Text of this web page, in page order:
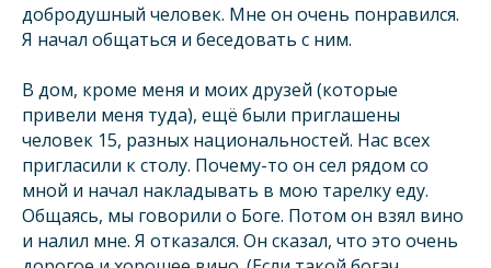
добродушный человек. Мне он очень понравился.
Я начал общаться и беседовать с ним.
В дом, кроме меня и моих друзей (которые
привели меня туда), ещё были приглашены
человек 15, разных национальностей. Нас всех
пригласили к столу. Почему-то он сел рядом со
мной и начал накладывать в мою тарелку еду.
Общаясь, мы говорили о Боге. Потом он взял вино
и налил мне. Я отказался. Он сказал, что это очень